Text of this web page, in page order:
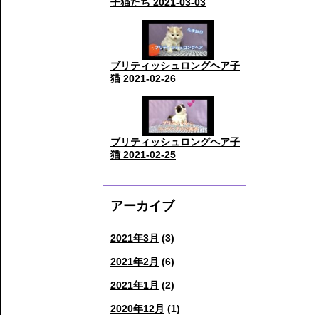
ブリティッシュロングヘア子
猫 2021-02-26
ブリティッシュロングヘア子
猫 2021-02-25
アーカイブ
2021年3月 (3)
2021年2月 (6)
2021年1月 (2)
2020年12月 (1)